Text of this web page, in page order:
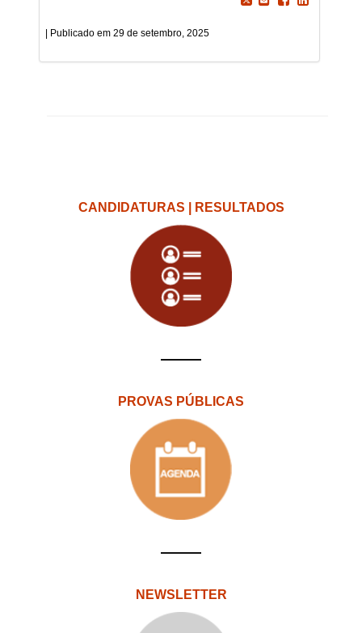
29 de setembro, 2025
CANDIDATURAS | RESULTADOS
PROVAS PÚBLICAS
NEWSLETTER